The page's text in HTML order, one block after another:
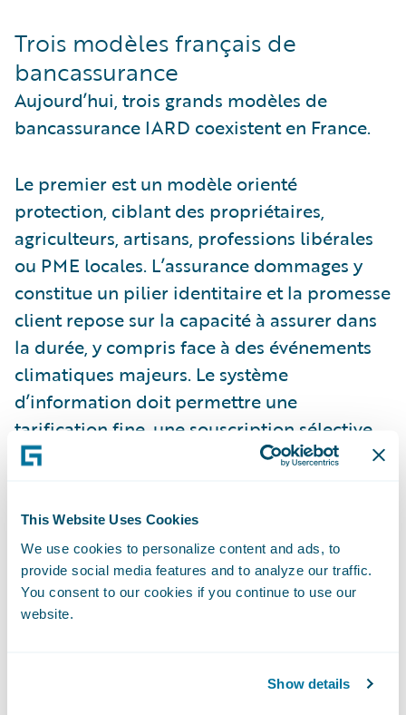
This Website Uses Cookies
We use cookies to personalize content and ads, to
provide social media features and to analyze our traffic.
You consent to our cookies if you continue to use our
website.
Show details
Trois modèles français de
bancassurance
Aujourd’hui, trois grands modèles de
bancassurance IARD coexistent en France.
Le premier est un modèle orienté
protection, ciblant des propriétaires,
agriculteurs, artisans, professions libérales
ou PME locales. L’assurance dommages y
constitue un pilier identitaire et la promesse
client repose sur la capacité à assurer dans
la durée, y compris face à des événements
climatiques majeurs. Le système
d’information doit permettre une
tarification fine, une souscription sélective,
une gestion experte des sinistres complexes
technique.
Le deuxième est un modèle distributif et
financier, orienté vers des marchés mass-
market tels que les urbains, locataires,
prolonge la relation bancaire, avec une